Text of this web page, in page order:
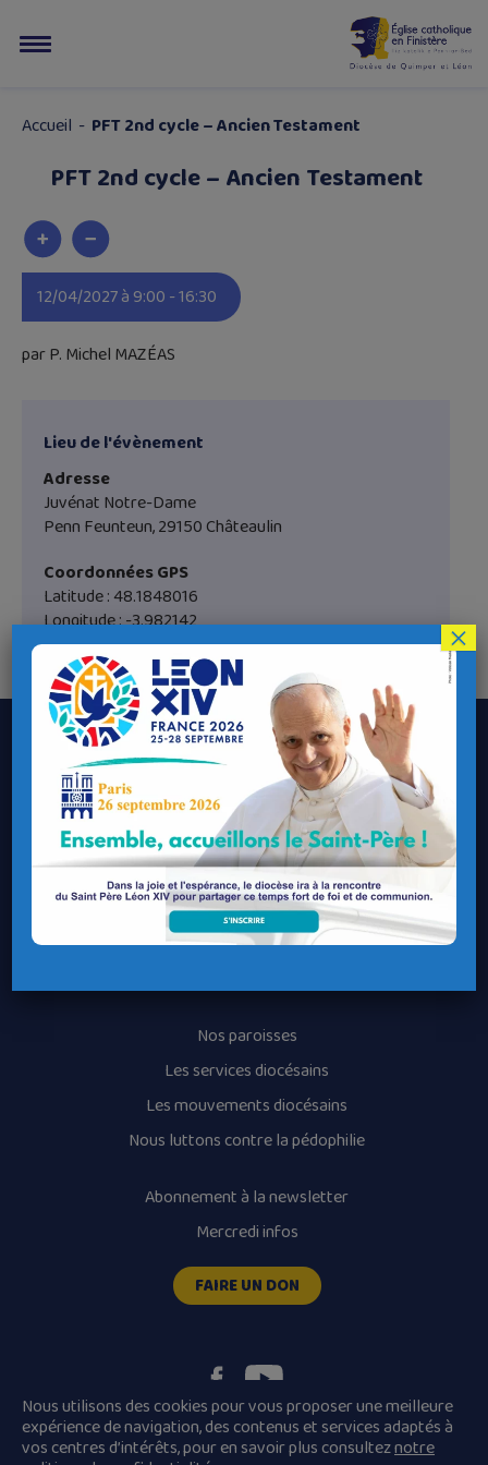
Accueil - PFT 2nd cycle – Ancien Testament
PFT 2nd cycle – Ancien Testament
12/04/2027 à 9:00 - 16:30
par P. Michel MAZÉAS
Lieu de l'évènement
Adresse
Juvénat Notre-Dame
Penn Feunteun, 29150 Châteaulin
Coordonnées GPS
Latitude : 48.1848016
Longitude : -3.982142
Le Diocèse de Quimper et Léon
Contacter le Diocèse
Contacter ma Paroisse
Contacter un service
Contacter une permanence
Recrutement
Nos paroisses
Les services diocésains
Les mouvements diocésains
Nous luttons contre la pédophilie
Abonnement à la newsletter
Mercredi infos
FAIRE UN DON
Plan du site Mentions légales
×
Nous utilisons des cookies pour vous proposer une meilleure
expérience de navigation, des contenus et services adaptés à
vos centres d’intérêts, pour en savoir plus consulteznotre